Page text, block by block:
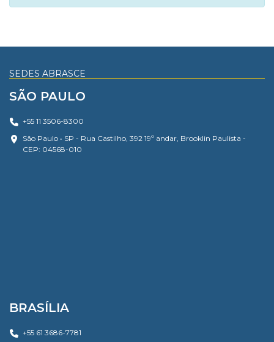
SEDES ABRASCE
SÃO PAULO
+55 11 3506-8300
São Paulo • SP - Rua Castilho, 392 19º andar, Brooklin Paulista -
CEP: 04568-010
BRASÍLIA
+55 61 3686-7781